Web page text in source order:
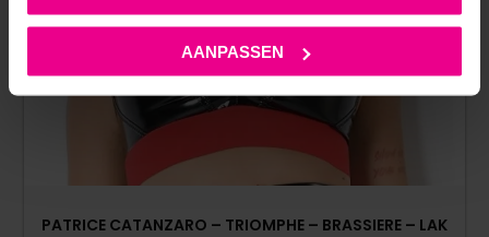
AANPASSEN
PATRICE CATANZARO – TRIOMPHE – BRASSIERE – LAK